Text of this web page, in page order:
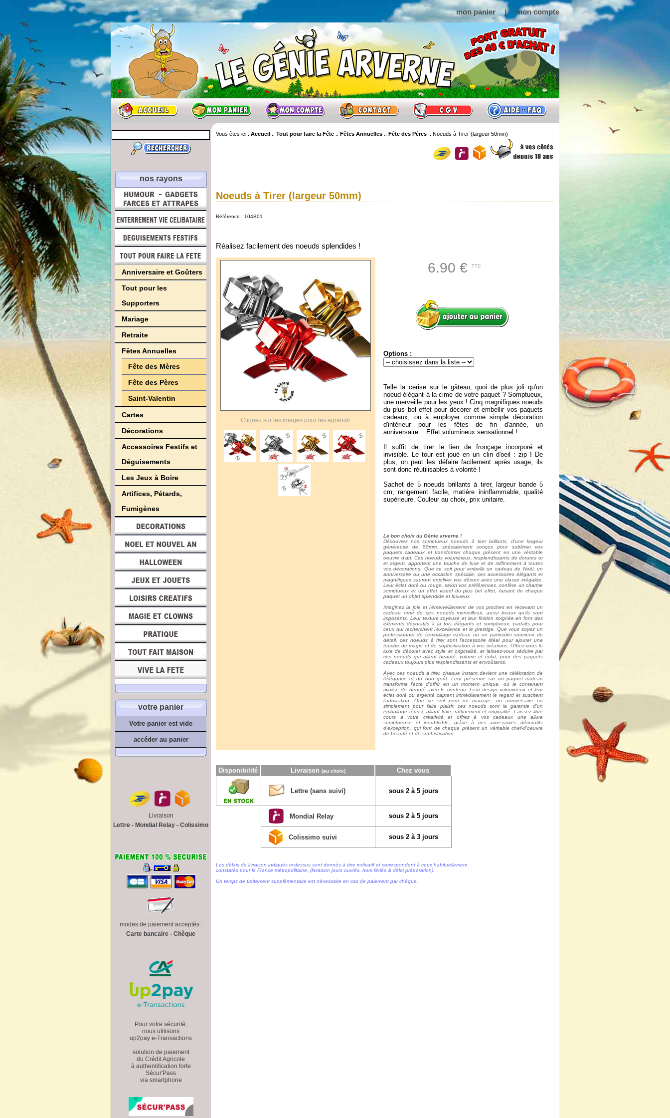
mon panier | mon compte
nos rayons
Anniversaire et Goûters
Tout pour les
Supporters
Mariage
Retraite
Fêtes Annuelles
Fête des Mères
Fête des Pères
Saint-Valentin
Cartes
Décorations
Accessoires Festifs et
Déguisements
Les Jeux à Boire
Artifices, Pétards,
Fumigènes
votre panier
Votre panier est vide
accéder au panier
Livraison
Lettre - Mondial Relay - Colissimo
modes de paiement acceptés :
Carte bancaire - Chèque
Pour votre sécurité,
nous utilisons
up2pay e-Transactions
solution de paiement
du Crédit Agricole
à authentification forte
Sécur'Pass
via smartphone
Vous êtes ici : Accueil :: Tout pour faire la Fête :: Fêtes Annuelles :: Fête des Pères :: Noeuds à Tirer (largeur 50mm)
Noeuds à Tirer (largeur 50mm)
Référence : 104B01
Réalisez facilement des noeuds splendides !
6.90 € TTC
Options :
Telle la cerise sur le gâteau, quoi de plus joli qu'un
noeud élégant à la cime de votre paquet ? Somptueux,
une merveille pour les yeux ! Cinq magnifiques noeuds
du plus bel effet pour décorer et embellir vos paquets
cadeaux, ou à employer comme simple décoration
d'intérieur pour les fêtes de fin d'année, un
anniversaire... Effet volumineux sensationnel !
Il suffit de tirer le lien de fronçage incorporé et
invisible. Le tour est joué en un clin d'oeil : zip ! De
plus, on peut les défaire facilement après usage, ils
sont donc réutilisables à volonté !
Sachet de 5 noeuds brillants à tirer, largeur bande 5
cm, rangement facile, matière ininflammable, qualité
supérieure. Couleur au choix, prix unitaire.
Le bon choix du Génie arverne !
Découvrez nos somptueux noeuds à tirer brillants, d'une largeur
généreuse de 50mm, spécialement conçus pour sublimer vos
paquets cadeaux et transformer chaque présent en une véritable
oeuvre d'art. Ces noeuds volumineux, resplendissants de dorures or
et argent, apportent une touche de luxe et de raffinement à toutes
vos décorations. Que ce soit pour embellir un cadeau de Noël, un
anniversaire ou une occasion spéciale, ces accessoires élégants et
magnifiques sauront enjoliver vos décors avec une classe inégalée.
Leur éclat doré ou rouge, selon vos préférences, confère un charme
somptueux et un effet visuel du plus bel effet, faisant de chaque
paquet un objet splendide et luxueux.
Imaginez la joie et l'émerveillement de vos proches en recevant un
cadeau orné de ces noeuds merveilleux, aussi beaux qu'ils sont
imposants. Leur texture soyeuse et leur finition soignée en font des
éléments décoratifs à la fois élégants et somptueux, parfaits pour
ceux qui recherchent l'excellence et le prestige. Que vous soyez un
professionnel de l'emballage cadeau ou un particulier soucieux de
détail, ces noeuds à tirer sont l'accessoire idéal pour ajouter une
touche de magie et de sophistication à vos créations. Offrez-vous le
luxe de décorer avec style et originalité, et laissez-vous séduire par
ces noeuds qui allient beauté, volume et éclat, pour des paquets
cadeaux toujours plus resplendissants et envoûtants.
Avec ces noeuds à tirer, chaque instant devient une célébration de
l'élégance et du bon goût. Leur présence sur un paquet cadeau
transforme l'acte d'offrir en un moment unique, où le contenant
rivalise de beauté avec le contenu. Leur design volumineux et leur
éclat doré ou argenté captent immédiatement le regard et suscitent
l'admiration. Que ce soit pour un mariage, un anniversaire ou
simplement pour faire plaisir, ces noeuds sont la garantie d'un
emballage réussi, alliant luxe, raffinement et originalité. Laissez libre
cours à votre créativité et offrez à vos cadeaux une allure
somptueuse et inoubliable, grâce à ces accessoires décoratifs
d'exception, qui font de chaque présent un véritable chef-d'oeuvre
de beauté et de sophistication.
Cliquez sur les images pour les agrandir
Disponibilité Livraison (au choix) Chez vous
Lettre (sans suivi) sous 2 à 5 jours
Mondial Relay sous 2 à 5 jours
Colissimo suivi sous 2 à 3 jours
Les délais de livraison indiqués ci-dessus sont donnés à titre indicatif et correspondent à ceux habituellement
constatés pour la France métropolitaine, (livraison jours ouvrés, hors fériés & délai préparation).
Un temps de traitement supplémentaire est nécessaire en cas de paiement par chèque.